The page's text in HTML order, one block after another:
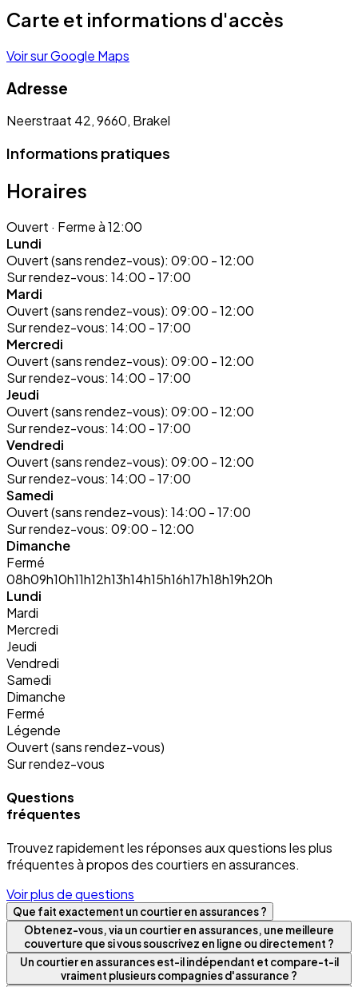
Carte et informations d'accès
Voir sur Google Maps
Adresse
Neerstraat 42, 9660, Brakel
Informations pratiques
Horaires
Ouvert · Ferme à 12:00
Lundi
Ouvert (sans rendez-vous): 09:00 - 12:00
Sur rendez-vous: 14:00 - 17:00
Mardi
Ouvert (sans rendez-vous): 09:00 - 12:00
Sur rendez-vous: 14:00 - 17:00
Mercredi
Ouvert (sans rendez-vous): 09:00 - 12:00
Sur rendez-vous: 14:00 - 17:00
Jeudi
Ouvert (sans rendez-vous): 09:00 - 12:00
Sur rendez-vous: 14:00 - 17:00
Vendredi
Ouvert (sans rendez-vous): 09:00 - 12:00
Sur rendez-vous: 14:00 - 17:00
Samedi
Ouvert (sans rendez-vous): 14:00 - 17:00
Sur rendez-vous: 09:00 - 12:00
Dimanche
Fermé
08h09h10h11h12h13h14h15h16h17h18h19h20h
Lundi
Mardi
Mercredi
Jeudi
Vendredi
Samedi
Dimanche
Fermé
Légende
Ouvert (sans rendez-vous)
Sur rendez-vous
Questions
fréquentes
Trouvez rapidement les réponses aux questions les plus
fréquentes à propos des courtiers en assurances.
Voir plus de questions
Que fait exactement un courtier en assurances ?
Obtenez-vous, via un courtier en assurances, une meilleure
couverture que si vous souscrivez en ligne ou directement ?
Un courtier en assurances est-il indépendant et compare-t-il
vraiment plusieurs compagnies d'assurance ?